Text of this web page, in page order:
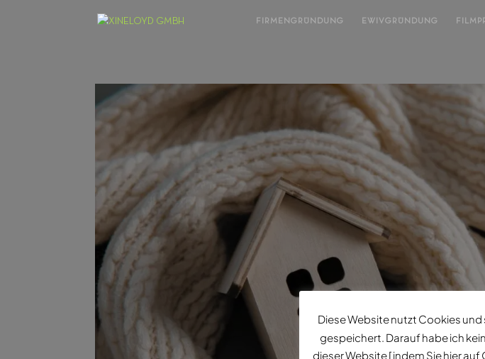
FIRMENGRÜNDUNG EWIVGRÜNDUNG
Diese Website nutzt Cookies
gespeichert. Darauf habe ich
dieser Website [ indem Sie hier